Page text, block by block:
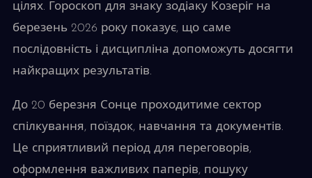
цілях. Гороскоп для знаку зодіаку Козеріг на
березень 2026 року показує, що саме
послідовність і дисципліна допоможуть досягти
найкращих результатів.
До 20 березня Сонце проходитиме сектор
спілкування, поїздок, навчання та документів.
Це сприятливий період для переговорів,
оформлення важливих паперів, пошуку